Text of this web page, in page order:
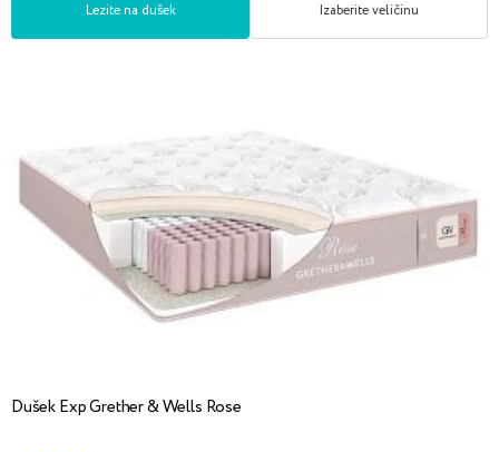
Lezite na dušek Izaberite veličinu
Dušek Exp Grether & Wells Rose